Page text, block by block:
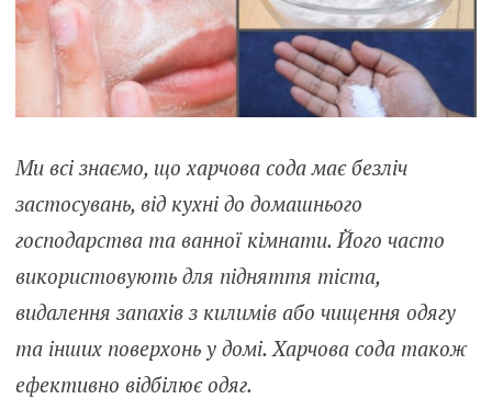
Ми всі знаємо, що харчова сода має безліч
застосувань, від кухні до домашнього
господарства та ванної кімнати. Його часто
використовують для підняття тіста,
видалення запахів з килимів або чищення одягу
та інших поверхонь у домі. Харчова сода також
ефективно відбілює одяг.